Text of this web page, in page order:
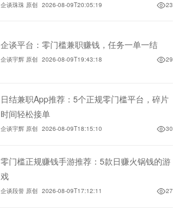
企谈珠珠 原创 2026-08-09T20:05:19 23
企谈平台：零门槛兼职赚钱，任务一单一结
企谈宇辉 原创 2026-08-09T19:43:18 29
日结兼职App推荐：5个正规零门槛平台，碎片
时间轻松接单
企谈宇辉 原创 2026-08-09T18:15:10 30
零门槛正规赚钱手游推荐：5款日赚火锅钱的游
戏
企谈段誉 原创 2026-08-09T17:12:11 27